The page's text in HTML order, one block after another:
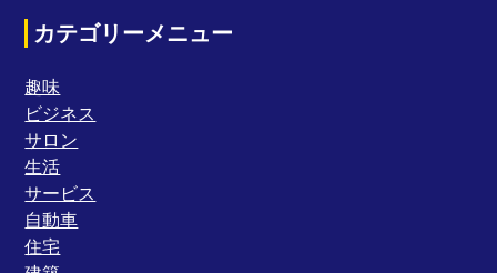
カテゴリーメニュー
趣味
ビジネス
サロン
生活
サービス
自動車
住宅